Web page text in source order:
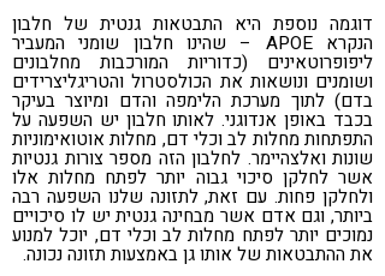
דוגמה נוספת היא התבטאות גנטית של חלבון
הנקרא APOE – שהינו חלבון שומני המעביר
ליפופרוטאינים (כדוריות המורכבות מחלבונים
ושומנים ונושאות את הכולסטרול והטריגליצרידים
בדם) לתוך מערכת הלימפה והדם ומיוצר בעיקר
בכבד באופן אנדוגני. לאותו חלבון יש השפעה על
התפתחות מחלות לב וכלי דם, מחלות אוטואימוניות
שונות ואלצהיימר. לחלבון הזה מספר צורות גנטיות
אשר לחלקן סיכוי גבוה יותר לפתח מחלות אלו
ולחלקן פחות. עם זאת, לתזונה שלנו השפעה רבה
ביותר, וגם אדם אשר מבחינה גנטית יש לו סיכויים
נמוכים יותר לפתח מחלות לב וכלי דם, יוכל למנוע
את ההתבטאות של אותו גן באמצעות תזונה נכונה.